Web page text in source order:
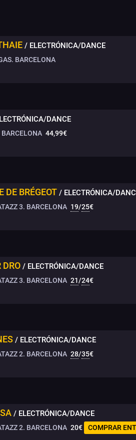
/ ELECTRÓNICA/DANCE
BARCELONA
DANCE
44,99€
DE BRÉGEOT / ELECTRÓNICA/
3. BARCELONA 19/25€
DRO / ELECTRÓNICA/DANCE
3. BARCELONA 21/24€
/ ELECTRÓNICA/DANCE
2. BARCELONA 28/35€
/ ELECTRÓNICA/DANCE
2. BARCELONA 20€ COMPRAR